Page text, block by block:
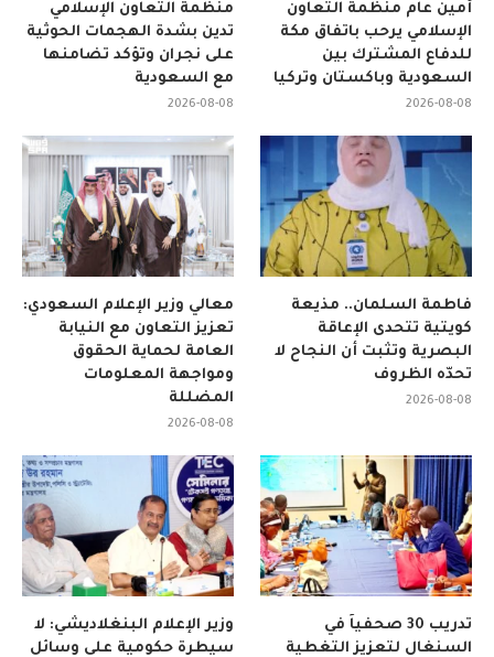
منظمة التعاون الإسلامي
تدين بشدة الهجمات الحوثية
على نجران وتؤكد تضامنها
مع السعودية
2026-08-08
أمين عام منظمة التعاون
الإسلامي يرحب باتفاق مكة
للدفاع المشترك بين
السعودية وباكستان وتركيا
2026-08-08
معالي وزير الإعلام السعودي:
تعزيز التعاون مع النيابة
العامة لحماية الحقوق
ومواجهة المعلومات
المضللة
2026-08-08
فاطمة السلمان.. مذيعة
كويتية تتحدى الإعاقة
البصرية وتثبت أن النجاح لا
تحدّه الظروف
2026-08-08
وزير الإعلام البنغلاديشي: لا
سيطرة حكومية على وسائل
تدريب 30 صحفياً في
السنغال لتعزيز التغطية